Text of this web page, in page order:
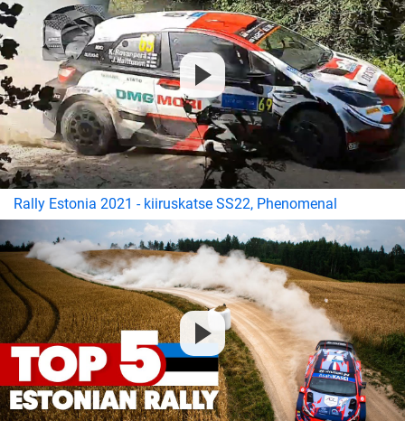
Rally Estonia 2021 - kiiruskatse SS22, Phenomenal